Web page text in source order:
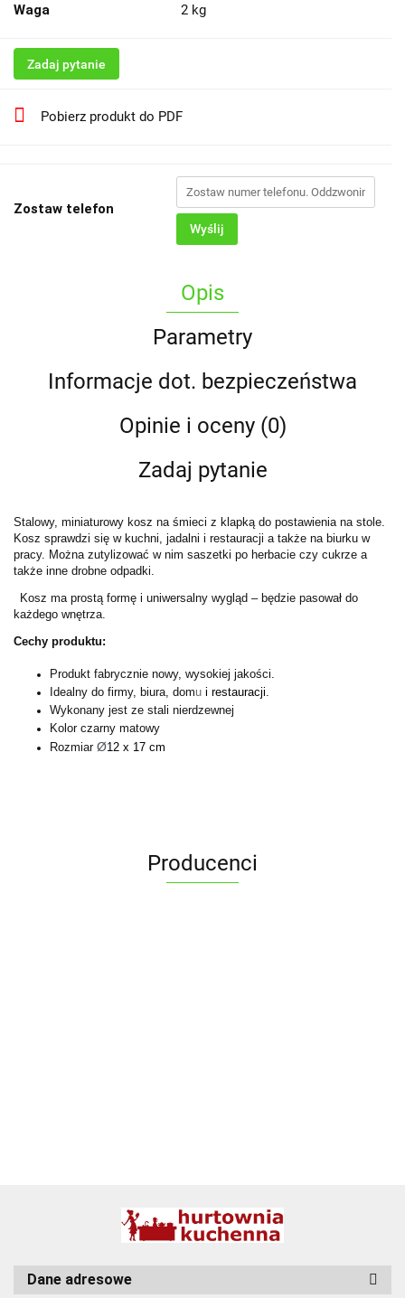
Waga 2 kg
Zadaj pytanie
Pobierz produkt do PDF
Zostaw telefon
Wyślij
Opis
Parametry
Informacje dot. bezpieczeństwa
Opinie i oceny (0)
Zadaj pytanie
Stalowy, miniaturowy kosz na śmieci z klapką do postawienia na stole.
Kosz sprawdzi się w kuchni, jadalni i restauracji a także na biurku w
pracy. Można zutylizować w nim saszetki po herbacie czy cukrze a
także inne drobne odpadki.
Kosz ma prostą formę i uniwersalny wygląd – będzie pasował do
każdego wnętrza.
Cechy produktu:
Produkt fabrycznie nowy, wysokiej jakości.
Idealny do firmy, biura, domu i restauracji.
Wykonany jest ze stali nierdzewnej
Kolor czarny matowy
Rozmiar Ø12 x 17 cm
Producenci
Dane adresowe